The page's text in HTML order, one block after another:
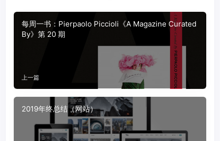
每周一书：Pierpaolo Piccioli《A Magazine Curated
By》第 20 期
上一篇
2019年终总结（网站）